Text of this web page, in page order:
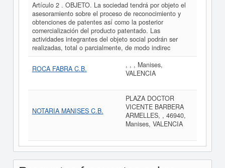
Artículo 2 . OBJETO. La sociedad tendrá por objeto el
asesoramiento sobre el proceso de reconocimiento y
obtenciones de patentes así como la posterior
comercialización del producto patentado. Las
actividades integrantes del objeto social podrán ser
realizadas, total o parcialmente, de modo indirec
ROCA FABRA C.B.
, , , Manises,
VALENCIA
NOTARIA MANISES C.B.
PLAZA DOCTOR
VICENTE BARBERA
ARMELLES, , 46940,
Manises, VALENCIA